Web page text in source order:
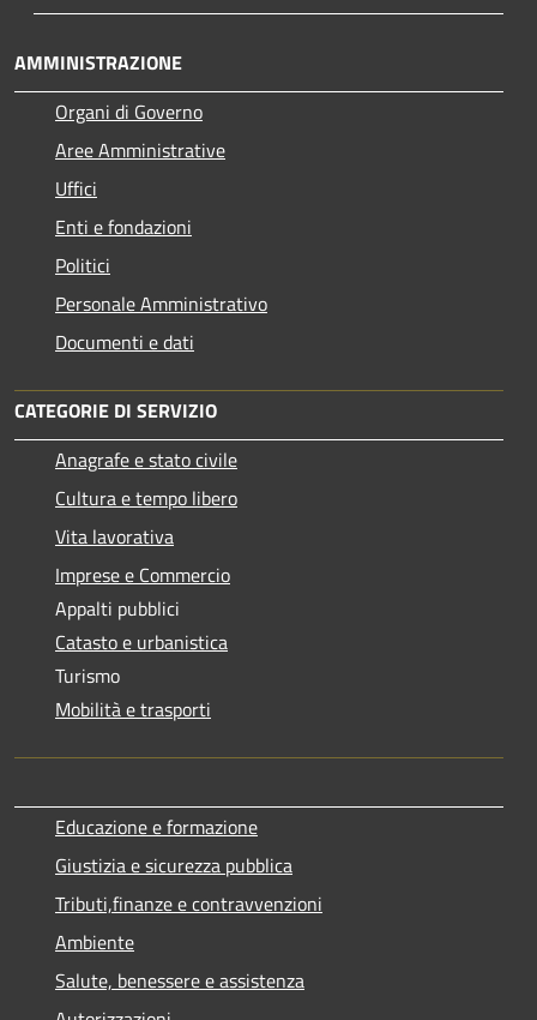
AMMINISTRAZIONE
Organi di Governo
Aree Amministrative
Uffici
Enti e fondazioni
Politici
Personale Amministrativo
Documenti e dati
CATEGORIE DI SERVIZIO
Anagrafe e stato civile
Cultura e tempo libero
Vita lavorativa
Imprese e Commercio
Appalti pubblici
Catasto e urbanistica
Turismo
Mobilità e trasporti
Educazione e formazione
Giustizia e sicurezza pubblica
Tributi,finanze e contravvenzioni
Ambiente
Salute, benessere e assistenza